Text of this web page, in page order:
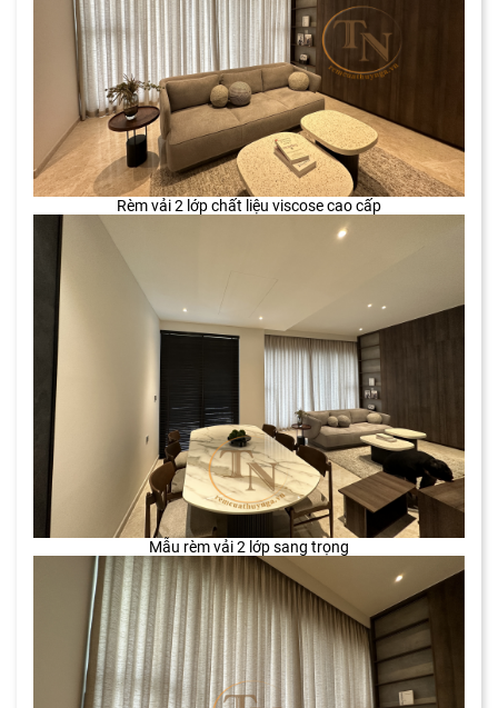
Rèm vải 2 lớp chất liệu viscose cao cấp
Mẫu rèm vải 2 lớp sang trọng